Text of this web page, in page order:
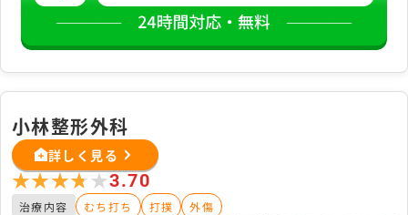
小林整形外科
詳しく見る
★★★★★
★★★★★3.70
治療内容 むち打ち 打撲 外傷